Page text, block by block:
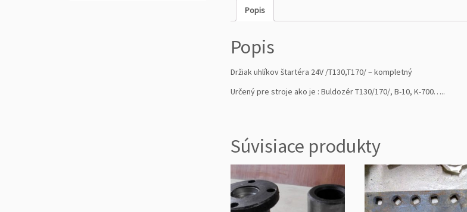
Popis
Popis
Držiak uhlíkov štartéra 24V /T130,T170/ – kompletný
Určený pre stroje ako je : Buldozér T130/170/, B-10, K-700…..
Súvisiace produkty